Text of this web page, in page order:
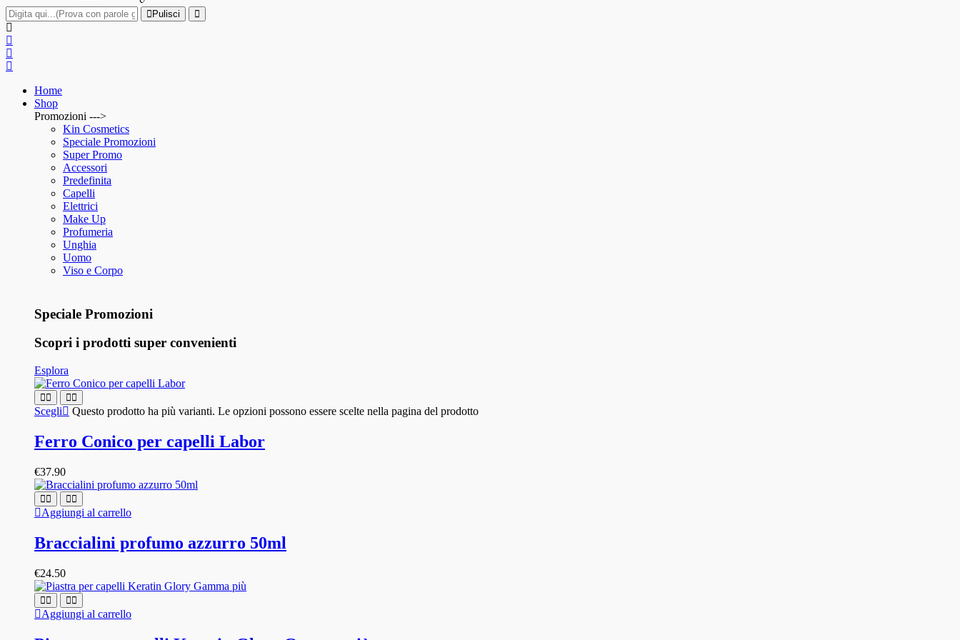
Pulisci
Home
Shop
Promozioni --->
Kin Cosmetics
Speciale Promozioni
Super Promo
Accessori
Predefinita
Capelli
Elettrici
Make Up
Profumeria
Unghia
Uomo
Viso e Corpo
Speciale Promozioni
Scopri i prodotti super convenienti
Esplora
Scegli Questo prodotto ha più varianti. Le opzioni possono essere scelte nella pagina del prodotto
Ferro Conico per capelli Labor
€37.90
Aggiungi al carrello
Braccialini profumo azzurro 50ml
€24.50
Aggiungi al carrello